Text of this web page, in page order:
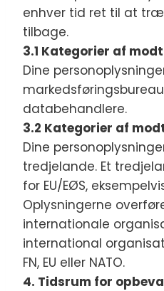
enhver tid ret til at
tilbage.
3.1 Kategorier af
Dine
databehandlere.
3.2 Kategorier af
Dine
tredjelande. Et
for EU/EØS,
Oplysningerne
internationale
international
FN, EU eller NATO.
4. Tidsrum for